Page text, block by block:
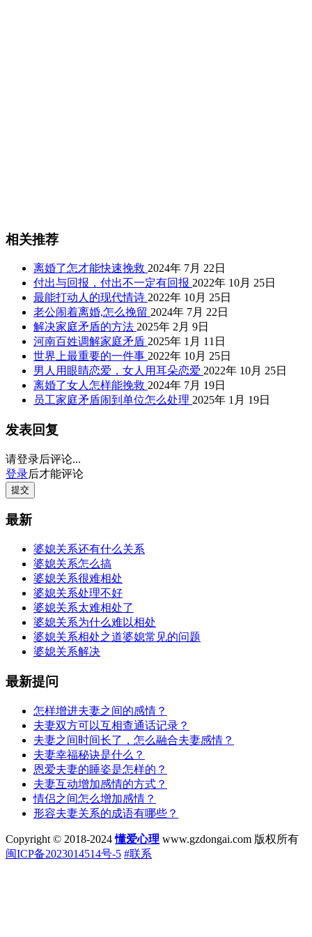
相关推荐
离婚了怎才能快速挽救 2024年 7月 22日
付出与回报，付出不一定有回报 2022年 10月 25日
最能打动人的现代情诗 2022年 10月 25日
老公闹着离婚,怎么挽留 2024年 7月 22日
解决家庭矛盾的方法 2025年 2月 9日
河南百姓调解家庭矛盾 2025年 1月 11日
世界上最重要的一件事 2022年 10月 25日
男人用眼睛恋爱，女人用耳朵恋爱 2022年 10月 25日
离婚了女人怎样能挽救 2024年 7月 19日
员工家庭矛盾闹到单位怎么处理 2025年 1月 19日
发表回复
请登录后评论...
登录后才能评论
提交
最新
婆媳关系还有什么关系
婆媳关系怎么搞
婆媳关系很难相处
婆媳关系处理不好
婆媳关系太难相处了
婆媳关系为什么难以相处
婆媳关系相处之道婆媳常见的问题
婆媳关系解决
最新提问
怎样增进夫妻之间的感情？
夫妻双方可以互相查通话记录？
夫妻之间时间长了，怎么融合夫妻感情？
夫妻幸福秘诀是什么？
恩爱夫妻的睡姿是怎样的？
夫妻互动增加感情的方式？
情侣之间怎么增加感情？
形容夫妻关系的成语有哪些？
Copyright © 2018-2024懂爱心理 www.gzdongai.com 版权所有
闽ICP备2023014514号-5 #联系